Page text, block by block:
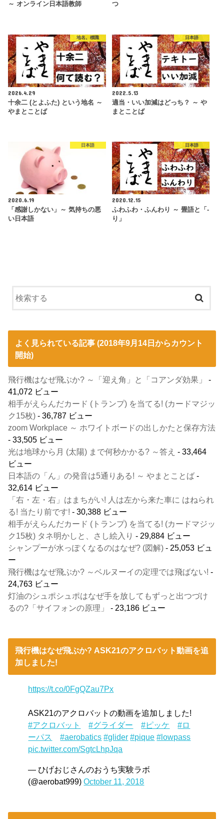
～ オンライン日本語教師
つ
地名。標識
2026.4.29
十余二 (とよふた) という地名 ～
やまとことば
日本語
2022.5.13
適当・いい加減はどっち？ ～ や
まとことば
日本語
2020.6.19
「感謝しかない」～ 気持ちの悪
い日本語
日本語
2020.12.15
ふわふわ・ふんわり ～ 畳語と「-
り」
よく見られている記事 (2018年9月14日からカウント
開始)
飛行機はなぜ飛ぶか? ～「迎え角」と「コアンダ効果」
-
41,072 ビュー
相手がえらんだカード (トランプ) を当てる! (カードマジッ
ク15枚) - 36,787 ビュー
zoom Workplace ～ ホワイトボードの出しかたと保存方法
- 33,505 ビュー
光は地球から月 (太陽) まで何秒かかる? ～答え - 33,464
ビュー
日本語の「ん」の発音は5通りある! ～ やまとことば -
32,614 ビュー
「右・左・右」はまちがい! 人は左から来た車に はねられ
る! 当たり前です! - 30,388 ビュー
相手がえらんだカード (トランプ) を当てる! (カードマジッ
ク15枚) タネ明かしと、さし絵入り - 29,884 ビュー
シャンプーが水っぽくなるのはなぜ? (図解) - 25,053 ビュ
ー
飛行機はなぜ飛ぶか? ～ベルヌーイの定理では飛ばない! -
24,763 ビュー
灯油のシュポシュポはなぜ手を放してもずっと出つづけ
るの?「サイフォンの原理」
- 23,186 ビュー
飛行機はなぜ飛ぶか? ASK21のアクロバット動画を追
加しました!
https://t.co/0FgQZau7Px
ASK21のアクロバットの動画を追加しました!
#アクロバット
#グライダー #ピッケ
#ロ
ーパス
#aerobatics #glider #pique #lowpass
pic.twitter.com/SgtcLhpJqa
— ひげおじさんのおうち実験ラボ
(@aerobat999)October 11, 2018